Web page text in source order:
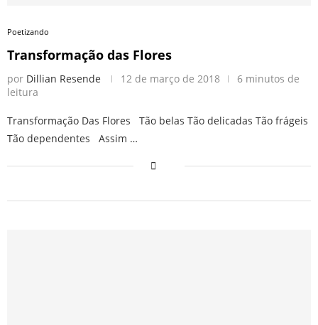
Poetizando
Transformação das Flores
por Dillian Resende 12 de março de 2018
6 minutos de
leitura
Transformação Das Flores Tão belas Tão delicadas Tão frágeis
Tão dependentes Assim …